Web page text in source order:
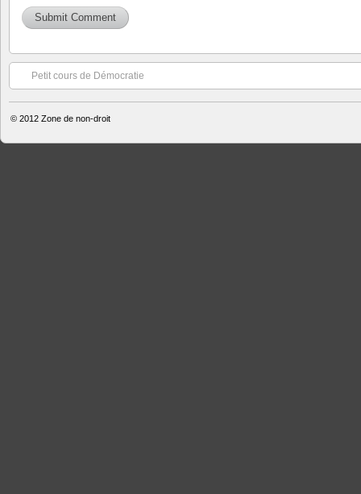
Petit cours de Démocratie
© 2012 Zone de non-droit